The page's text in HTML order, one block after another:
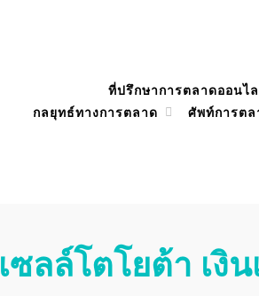
ที่ปรึกษาการตลาดออนไ
กลยุทธ์ทางการตลาด
ศัพท์การตล
เซลล์โตโยต้า เงิ